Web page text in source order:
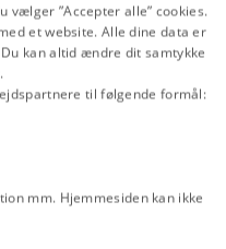
vælger ”Accepter alle” cookies.
et website. Alle dine data er
kan altid ændre dit samtykke
til følgende formål:
mm. Hjemmesiden kan ikke